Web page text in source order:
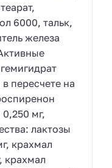
6000, тальк,
железа
пересчете на
мг,
лактозы
крахмал
крахмал